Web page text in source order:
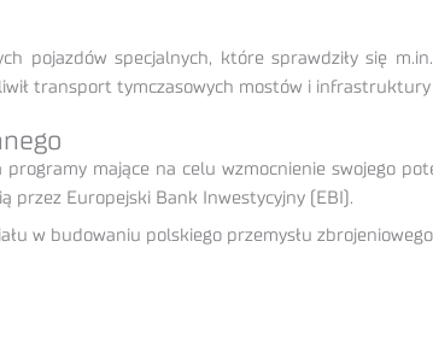
pojazdów specjalnych, które sprawdziły się
transport tymczasowych mostów i infrastruktury
mające na celu wzmocnienie swojego
przez Europejski Bank Inwestycyjny (EBI).
w budowaniu polskiego przemysłu